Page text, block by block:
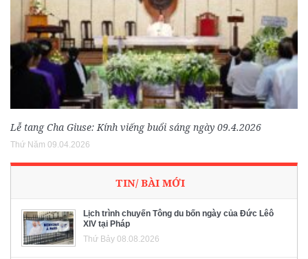
Lễ tang Cha Giuse: Kính viếng buổi sáng ngày 09.4.2026
Thứ Năm 09.04.2026
TIN/ BÀI MỚI
Lịch trình chuyến Tông du bốn ngày của Đức Lêô
XIV tại Pháp
Thứ Bảy 08.08.2026